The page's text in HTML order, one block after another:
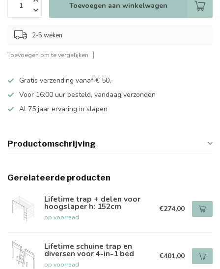
Toevoegen aan winkelwagen
2-5 weken
Toevoegen om te vergelijken
Gratis verzending vanaf € 50,-
Voor 16:00 uur besteld, vandaag verzonden
Al 75 jaar ervaring in slapen
Productomschrijving
Gerelateerde producten
Lifetime trap + delen voor
hoogslaper h: 152cm
op voorraad
€274,00
Lifetime schuine trap en
diversen voor 4-in-1 bed
op voorraad
€401,00